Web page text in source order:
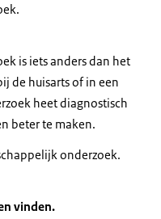
is iets anders dan het
de huisarts of in een
heet diagnostisch
beter te maken.
onderzoek.
vinden.